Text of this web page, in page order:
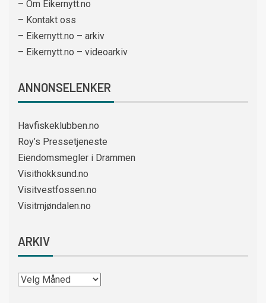
– Om Eikernytt.no
– Kontakt oss
– Eikernytt.no – arkiv
– Eikernytt.no – videoarkiv
ANNONSELENKER
Havfiskeklubben.no
Roy’s Pressetjeneste
Eiendomsmegler i Drammen
Visithokksund.no
Visitvestfossen.no
Visitmjøndalen.no
ARKIV